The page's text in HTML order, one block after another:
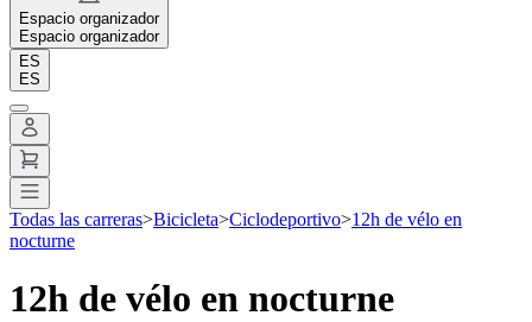
Espacio organizador
Espacio organizador
ES
ES
Todas las carreras>Bicicleta>Ciclodeportivo>12h de vélo en
nocturne
12h de vélo en nocturne